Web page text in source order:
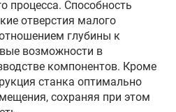
процесса. Способность
отверстия малого
глубины к
возможности в
компонентов. Кроме
станка оптимально
сохраняя при этом